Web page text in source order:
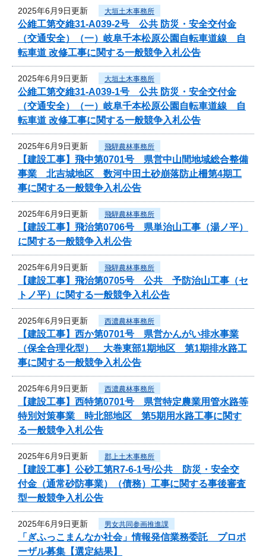
2025年6月9日更新 大垣土木事務所
公維工第交維31-A039-2号 公共 防災・安全交付金
（交通安全）（一）岐阜千本松原公園自転車道線 自
転車道 改修工事に関する一般競争入札公告
2025年6月9日更新 大垣土木事務所
公維工第交維31-A039-1号 公共 防災・安全交付金
（交通安全）（一）岐阜千本松原公園自転車道線 自
転車道 改修工事に関する一般競争入札公告
2025年6月9日更新 飛騨農林事務所
【建設工事】飛中第0701号 県営中山間地域総合整備
事業 北吉城地区 数河中田土砂崩落防止柵第4期工
事に関する一般競争入札公告
2025年6月9日更新 飛騨農林事務所
【建設工事】飛治第0706号 県単治山工事（湯ノ平）
に関する一般競争入札公告
2025年6月9日更新 飛騨農林事務所
【建設工事】飛治第0705号 公共 予防治山工事（セ
トノ平）に関する一般競争入札公告
2025年6月9日更新 西濃農林事務所
【建設工事】西か第0701号 県営かんがい排水事業
（保全合理化型） 大巻東部1期地区 第1期排水路工
事に関する一般競争入札公告
2025年6月9日更新 西濃農林事務所
【建設工事】西特第0701号 県営特定農業用管水路等
特別対策事業 時北部地区 第5期用水路工事に関す
る一般競争入札公告
2025年6月9日更新 郡上土木事務所
【建設工事】公砂工第R7-6-1号/公共 防災・安全交
付金（通常砂防事業）（債務）工事に関する事後審査
型一般競争入札公告
2025年6月9日更新 男女共同参画推進課
「ぎふっこまんなか社会」情報発信業務委託 プロポ
ーザル募集【選定結果】